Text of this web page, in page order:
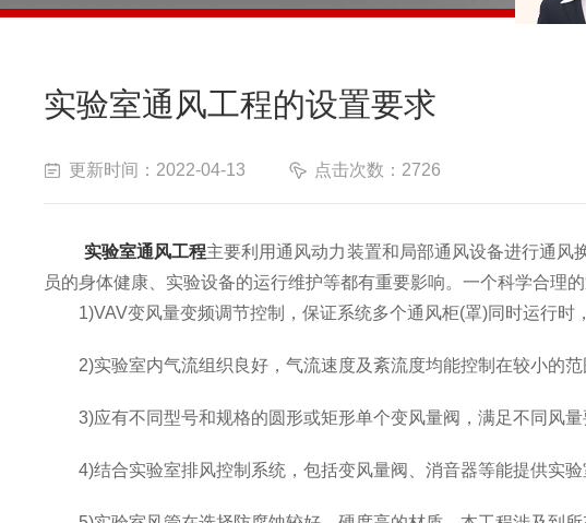
实验室通风工程的设置要求
更新时间：2022-04-13 点击次数：2726
实验室通风工程主要利用通风动力装置和局部通风设备进行通风
员的身体健康、实验设备的运行维护等都有重要影响。一个科学合理
1)VAV变风量变频调节控制，保证系统多个通风柜(罩)同时运行时
2)实验室内气流组织良好，气流速度及紊流度均能控制在较小的范
3)应有不同型号和规格的圆形或矩形单个变风量阀，满足不同风量
4)结合实验室排风控制系统，包括变风量阀、消音器等能提供实验